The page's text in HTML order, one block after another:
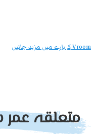
Vroom کے بارے میں مزید جانیں
متعلقہ عمر